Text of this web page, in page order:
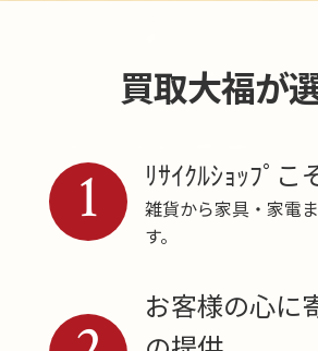
買取大福が
ﾘｻｲｸﾙｼｮｯﾌﾟ
雑貨から家具・家電
す。
1
お客様の心に